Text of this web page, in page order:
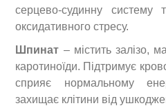
серцево-судинну систему
оксидативного стресу.
Шпинат – містить залізо,
каротиноїди. Підтримує
сприяє нормальному
захищає клітини від